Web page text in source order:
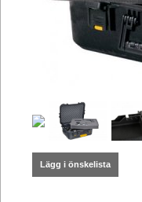
Lägg i önskelista